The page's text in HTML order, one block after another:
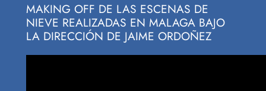
MAKING OFF DE LAS ESCENAS DE
NIEVE REALIZADAS EN MALAGA BAJO
LA DIRECCIÓN DE JAIME ORDOÑEZ